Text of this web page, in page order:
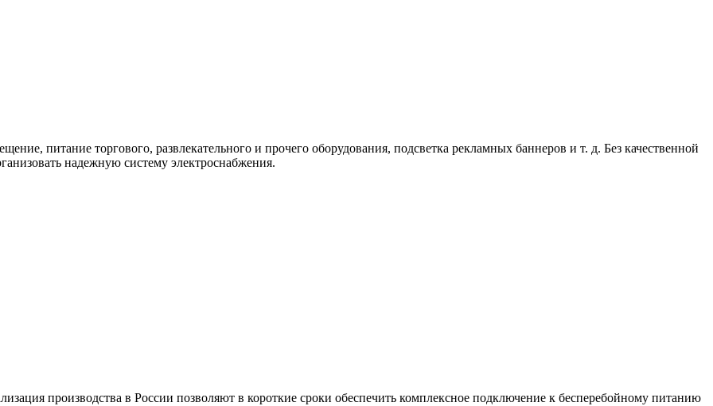
питание торгового, развлекательного и прочего оборудования, подсветка рекламных баннеров и т. д. Без качественной
надежную систему электроснабжения.
производства в России позволяют в короткие сроки обеспечить комплексное подключение к бесперебойному питанию